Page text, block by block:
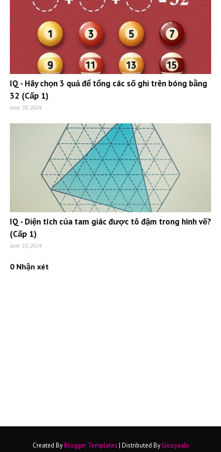
IQ - Hãy chọn 3 quả để tổng các số ghi trên bóng bằng
32 (Cấp 1)
June 30, 2024
IQ - Diện tích của tam giác được tô đậm trong hình vẽ?
(Cấp 1)
June 10, 2024
0 Nhận xét
Created ByBlogger Templates | Distributed By Gooyaabi